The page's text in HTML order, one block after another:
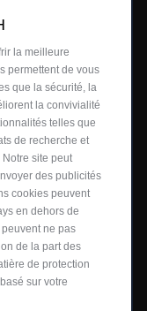
la meilleure
permettent de vous
que la sécurité, la
la convivialité
telles que
de recherche et
site peut
des publicités
cookies peuvent
en dehors de
ne pas
de la part des
de protection
sur votre